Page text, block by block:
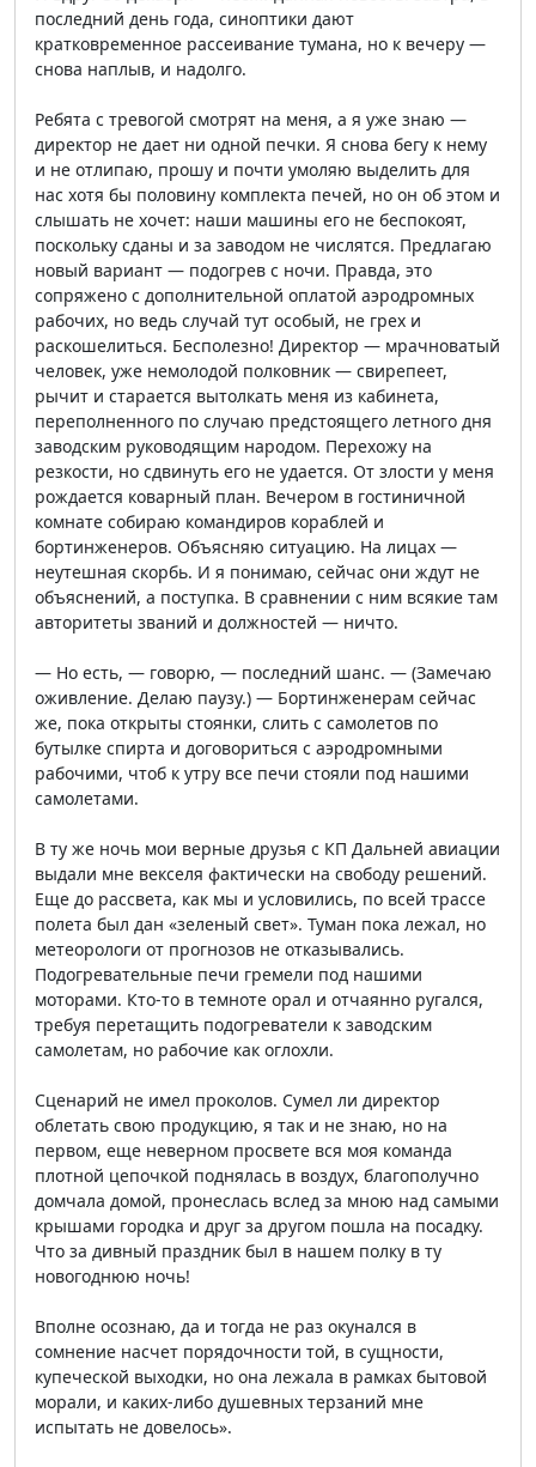
последний день года, синоптики дают
кратковременное рассеивание тумана, но к вечеру —
снова наплыв, и надолго.
Ребята с тревогой смотрят на меня, а я уже знаю —
директор не дает ни одной печки. Я снова бегу к нему
и не отлипаю, прошу и почти умоляю выделить для
нас хотя бы половину комплекта печей, но он об этом и
слышать не хочет: наши машины его не беспокоят,
поскольку сданы и за заводом не числятся. Предлагаю
новый вариант — подогрев с ночи. Правда, это
сопряжено с дополнительной оплатой аэродромных
рабочих, но ведь случай тут особый, не грех и
раскошелиться. Бесполезно! Директор — мрачноватый
человек, уже немолодой полковник — свирепеет,
рычит и старается вытолкать меня из кабинета,
переполненного по случаю предстоящего летного дня
заводским руководящим народом. Перехожу на
резкости, но сдвинуть его не удается. От злости у меня
рождается коварный план. Вечером в гостиничной
комнате собираю командиров кораблей и
бортинженеров. Объясняю ситуацию. На лицах —
неутешная скорбь. И я понимаю, сейчас они ждут не
объяснений, а поступка. В сравнении с ним всякие там
авторитеты званий и должностей — ничто.
— Но есть, — говорю, — последний шанс. — (Замечаю
оживление. Делаю паузу.) — Бортинженерам сейчас
же, пока открыты стоянки, слить с самолетов по
бутылке спирта и договориться с аэродромными
рабочими, чтоб к утру все печи стояли под нашими
самолетами.
В ту же ночь мои верные друзья с КП Дальней авиации
выдали мне векселя фактически на свободу решений.
Еще до рассвета, как мы и условились, по всей трассе
полета был дан «зеленый свет». Туман пока лежал, но
метеорологи от прогнозов не отказывались.
Подогревательные печи гремели под нашими
моторами. Кто-то в темноте орал и отчаянно ругался,
требуя перетащить подогреватели к заводским
самолетам, но рабочие как оглохли.
Сценарий не имел проколов. Сумел ли директор
облетать свою продукцию, я так и не знаю, но на
первом, еще неверном просвете вся моя команда
плотной цепочкой поднялась в воздух, благополучно
домчала домой, пронеслась вслед за мною над самыми
крышами городка и друг за другом пошла на посадку.
Что за дивный праздник был в нашем полку в ту
новогоднюю ночь!
Вполне осознаю, да и тогда не раз окунался в
сомнение насчет порядочности той, в сущности,
купеческой выходки, но она лежала в рамках бытовой
морали, и каких-либо душевных терзаний мне
испытать не довелось».